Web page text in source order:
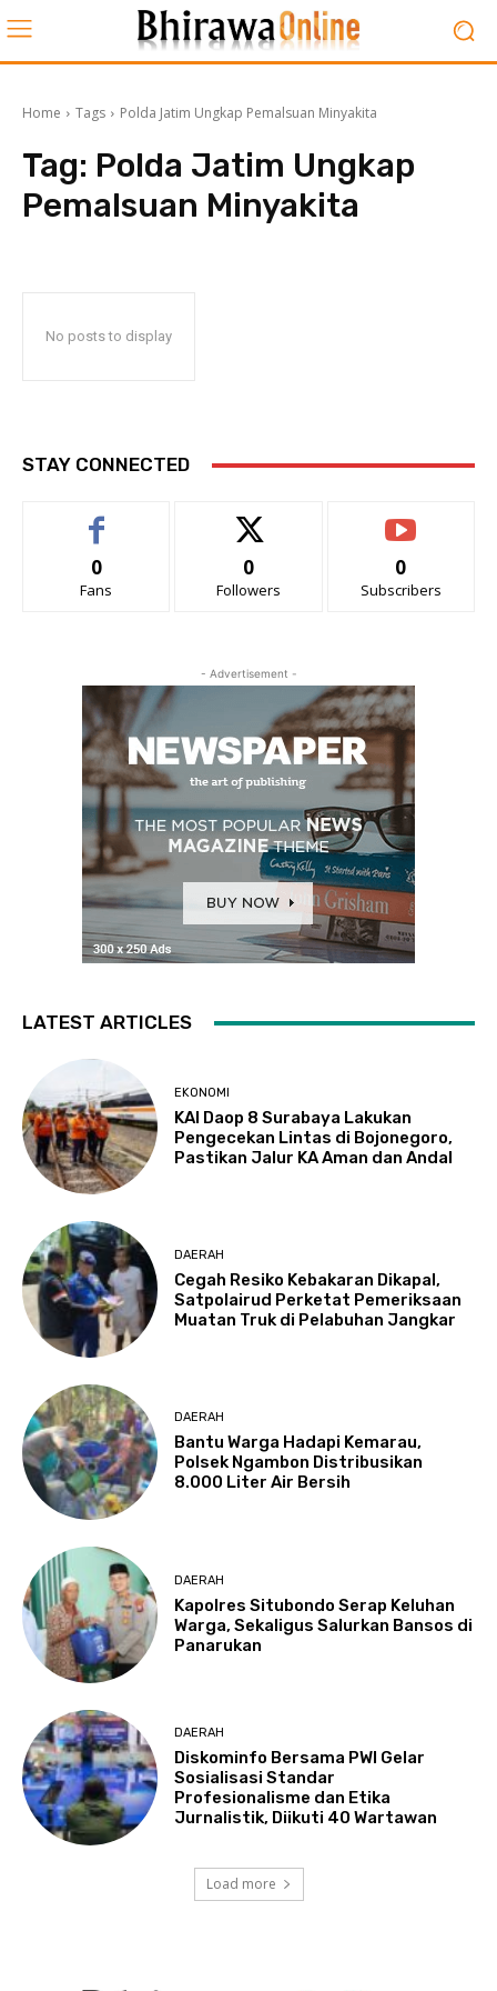
Home Tags Polda Jatim Ungkap Pemalsuan Minyakita
Tag: Polda Jatim Ungkap
Pemalsuan Minyakita
No posts to display
STAY CONNECTED
0
Fans
0
Followers
0
Subscribers
- Advertisement -
LATEST ARTICLES
EKONOMI
KAI Daop 8 Surabaya Lakukan
Pengecekan Lintas di Bojonegoro,
Pastikan Jalur KA Aman dan Andal
DAERAH
Cegah Resiko Kebakaran Dikapal,
Satpolairud Perketat Pemeriksaan
Muatan Truk di Pelabuhan Jangkar
DAERAH
Bantu Warga Hadapi Kemarau,
Polsek Ngambon Distribusikan
8.000 Liter Air Bersih
DAERAH
Kapolres Situbondo Serap Keluhan
Warga, Sekaligus Salurkan Bansos di
Panarukan
DAERAH
Diskominfo Bersama PWI Gelar
Sosialisasi Standar
Profesionalisme dan Etika
Jurnalistik, Diikuti 40 Wartawan
Load more